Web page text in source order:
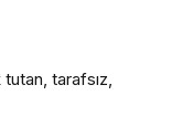
tutan, tarafsız,